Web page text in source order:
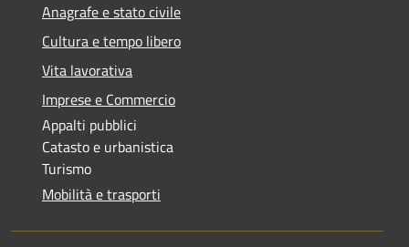
Anagrafe e stato civile
Cultura e tempo libero
Vita lavorativa
Imprese e Commercio
Appalti pubblici
Catasto e urbanistica
Turismo
Mobilità e trasporti